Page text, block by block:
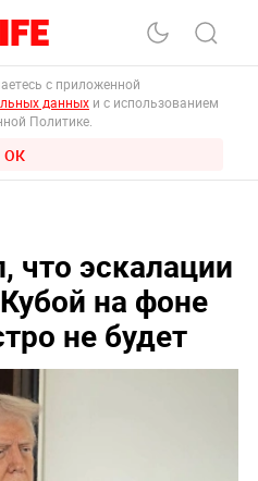
с приложенной
данных и с использованием
Политике.
ОК
что эскалации
на фоне
не будет